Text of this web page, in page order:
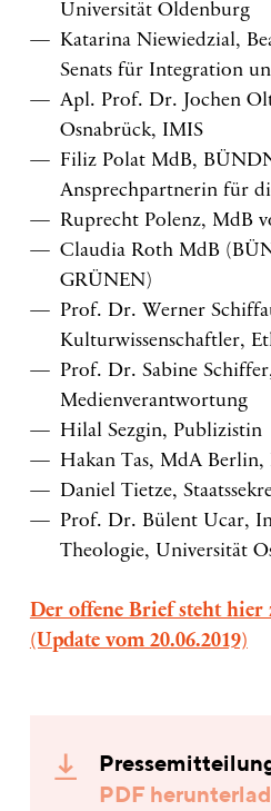
Universität Oldenburg
Katarina Niewiedzial,
Senats für Integration
Apl. Prof. Dr. Jochen
Osnabrück, IMIS
Filiz Polat MdB,
Ansprechpartnerin für
Ruprecht Polenz, MdB
Claudia Roth MdB
GRÜNEN)
Prof. Dr. Werner
Kulturwissenschaftler,
Prof. Dr. Sabine
Medienverantwortung
Hilal Sezgin, Publizistin
Hakan Tas, MdA
Daniel Tietze,
Prof. Dr. Bülent Ucar,
Theologie, Universität
Der offene Brief steht
(Update vom 20.06.2019)
PDF